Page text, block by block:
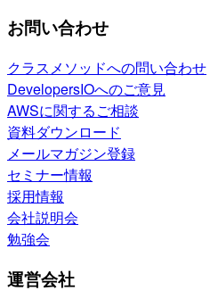
お問い合わせ
クラスメソッドへの問い合わせ
DevelopersIOへのご意見
AWSに関するご相談
資料ダウンロード
メールマガジン登録
セミナー情報
採用情報
会社説明会
勉強会
運営会社